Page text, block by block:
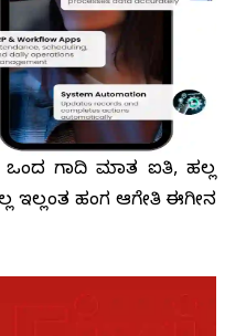
ಒಂದ ಗಾದಿ ಮಾತ ಐತಿ, ಹಲ್ಲ
ಇಲ್ಲಂತ ಹಂಗ ಆಗೇತಿ ಈಗೀನ